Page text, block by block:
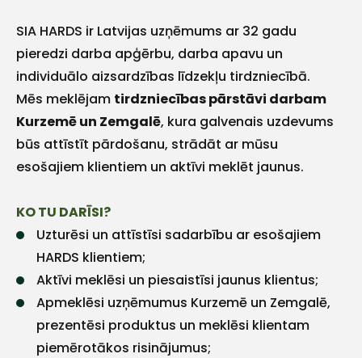
SIA HARDS ir Latvijas uzņēmums ar 32 gadu
pieredzi darba apģērbu, darba apavu un
individuālo aizsardzības līdzekļu tirdzniecībā.
Mēs meklējam tirdzniecības pārstāvi darbam
Kurzemē un Zemgalē, kura galvenais uzdevums
būs attīstīt pārdošanu, strādāt ar mūsu
esošajiem klientiem un aktīvi meklēt jaunus.
KO TU DARĪSI?
Uzturēsi un attīstīsi sadarbību ar esošajiem
HARDS klientiem;
Aktīvi meklēsi un piesaistīsi jaunus klientus;
Apmeklēsi uzņēmumus Kurzemē un Zemgalē,
prezentēsi produktus un meklēsi klientam
piemērotākos risinājumus;